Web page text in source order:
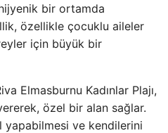
hijyenik bir ortamda
özellikle çocuklu aileler
için büyük bir
Elmasburnu Kadınlar Plajı,
özel bir alan sağlar.
yapabilmesi ve kendilerini